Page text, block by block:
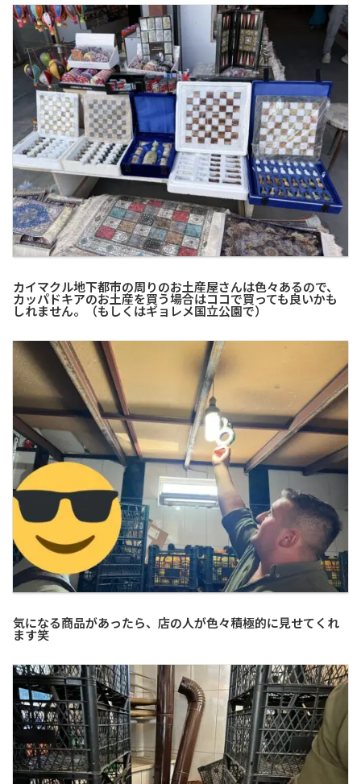
カイマクル地下都市の周りのお土産屋さんは色々あるので、
カッパドキアのお土産を買う場合はココで買っても良いかも
しれません。（もしくはギョレメ国立公園で）
気になる商品があったら、店の人が色々積極的に見せてくれ
ます笑